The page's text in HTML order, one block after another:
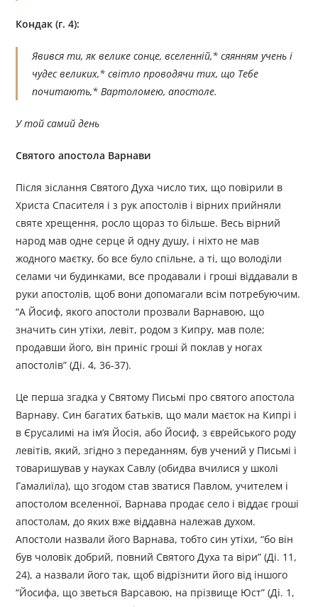
Кондак (г. 4):
Явився ти, як велике сонце, вселенній,* сяянням учень і
чудес великих,* світло проводячи тих, що Тебе
почитають,* Вартоломею, апостоле.
У той самий день
Святого апостола Варнави
Після зіслання Святого Духа число тих, що повірили в
Христа Спасителя і з рук апостолів і вірних прийняли
святе хрещення, росло щораз то більше. Весь вірний
народ мав одне серце й одну душу, і ніхто не мав
жодного маєтку, бо все було спільне, а ті, що володіли
селами чи будинками, все продавали і гроші віддавали в
руки апостолів, щоб вони допомагали всім потребуючим.
“А Йосиф, якого апостоли прозвали Варнавою, що
значить син утіхи, левіт, родом з Кипру, мав поле;
продавши його, він приніс гроші й поклав у ногах
апостолів” (Ді. 4, 36-37).
Це перша згадка у Святому Письмі про святого апостола
Варнаву. Син багатих батьків, що мали маєток на Кипрі і
в Єрусалимі на ім’я Йосія, або Йосиф, з єврейського роду
левітів, який, згідно з переданням, був учений у Письмі і
товаришував у науках Савлу (обидва вчилися у школі
Гамалиїла), що згодом став зватися Павлом, учителем і
апостолом вселенної, Варнава продає село і віддає гроші
апостолам, до яких вже віддавна належав духом.
Апостоли назвали його Варнава, тобто син утіхи, “бо він
був чоловік добрий, повний Святого Духа та віри” (Ді. 11,
24), а назвали його так, щоб відрізнити його від іншого
“Йосифа, що зветься Варсавою, на прізвище Юст” (Ді. 1,